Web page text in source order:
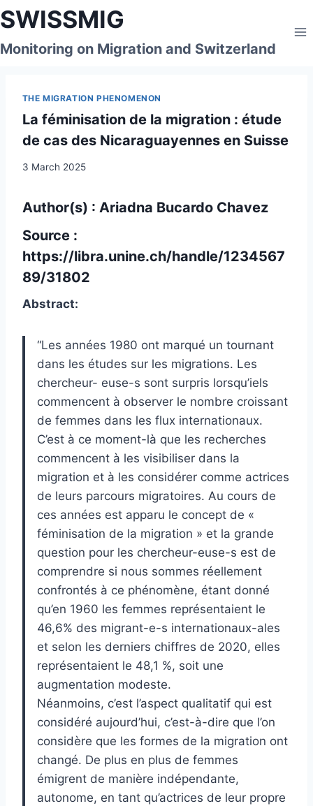
Skip
to
content
SWISSMIG
Monitoring on Migration and Switzerland
THE MIGRATION PHENOMENON
La féminisation de la migration : étude
de cas des Nicaraguayennes en Suisse
3 March 2025
Author(s) : Ariadna Bucardo Chavez
Source :
https://libra.unine.ch/handle/1234567
89/31802
Abstract:
“Les années 1980 ont marqué un tournant
dans les études sur les migrations. Les
chercheur- euse-s sont surpris lorsqu’iels
commencent à observer le nombre croissant
de femmes dans les flux internationaux.
C’est à ce moment-là que les recherches
commencent à les visibiliser dans la
migration et à les considérer comme actrices
de leurs parcours migratoires. Au cours de
ces années est apparu le concept de «
féminisation de la migration » et la grande
question pour les chercheur-euse-s est de
comprendre si nous sommes réellement
confrontés à ce phénomène, étant donné
qu’en 1960 les femmes représentaient le
46,6% des migrant-e-s internationaux-ales
et selon les derniers chiffres de 2020, elles
représentaient le 48,1 %, soit une
augmentation modeste.
Néanmoins, c’est l’aspect qualitatif qui est
considéré aujourd’hui, c’est-à-dire que l’on
considère que les formes de la migration ont
changé. De plus en plus de femmes
émigrent de manière indépendante,
autonome, en tant qu’actrices de leur propre